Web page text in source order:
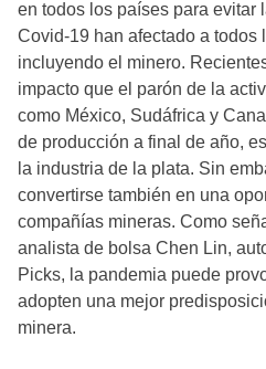
en todos los países para evitar
Covid-19 han afectado a todos
incluyendo el minero.
impacto que el parón de la
como México, Sudáfrica y
de producción a final de año,
la industria de la plata. Sin
convertirse también en una
compañías mineras. Como
analista de bolsa Chen Lin,
Picks, la pandemia puede
adopten una mejor
minera.